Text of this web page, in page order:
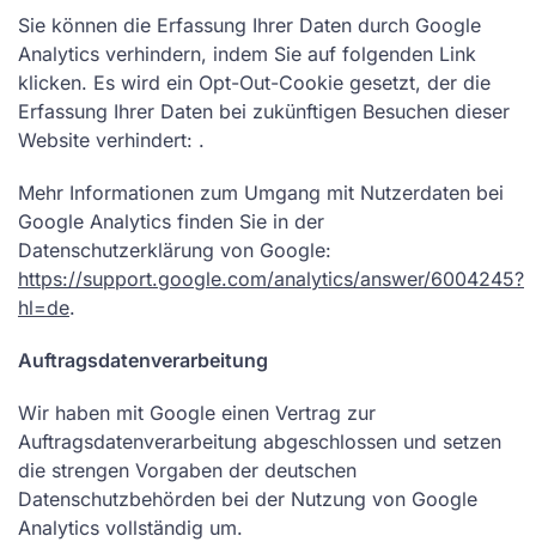
Sie können die Erfassung Ihrer Daten durch Google
Analytics verhindern, indem Sie auf folgenden Link
klicken. Es wird ein Opt-Out-Cookie gesetzt, der die
Erfassung Ihrer Daten bei zukünftigen Besuchen dieser
Website verhindert: .
Mehr Informationen zum Umgang mit Nutzerdaten bei
Google Analytics finden Sie in der
Datenschutzerklärung von Google:
https://support.google.com/analytics/answer/6004245?
hl=de.
Auftragsdatenverarbeitung
Wir haben mit Google einen Vertrag zur
Auftragsdatenverarbeitung abgeschlossen und setzen
die strengen Vorgaben der deutschen
Datenschutzbehörden bei der Nutzung von Google
Analytics vollständig um.